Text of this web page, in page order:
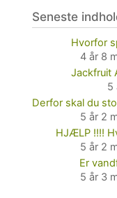
Seneste
Hvorfor
4 år 8
Jackfruit
5
Derfor skal du
5 år 2
HJÆLP !!!!
5 år 2
Er
5 år 3